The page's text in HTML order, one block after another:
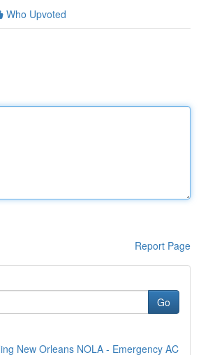
Who Upvoted
Report Page
Go
New Orleans NOLA - Emergency AC